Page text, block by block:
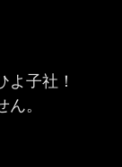
子社！
。